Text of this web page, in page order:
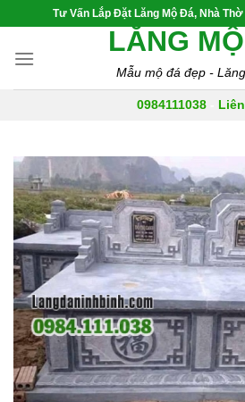
content
Tư Vấn Lắp Đặt Lăng Mộ Đá, Nhà Thờ
LĂNG
Mẫu mộ đá đẹp -
0984111038-